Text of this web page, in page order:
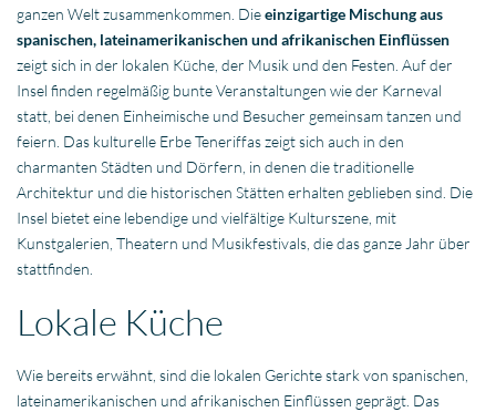
ganzen Welt zusammenkommen. Dieeinzigartige Mischung aus
spanischen, lateinamerikanischen und afrikanischen Einflüssen
zeigt sich in der lokalen Küche, der Musik und den Festen. Auf der
Insel finden regelmäßig bunte Veranstaltungen wie der Karneval
statt, bei denen Einheimische und Besucher gemeinsam tanzen und
feiern. Das kulturelle Erbe Teneriffas zeigt sich auch in den
charmanten Städten und Dörfern, in denen die traditionelle
Architektur und die historischen Stätten erhalten geblieben sind. Die
Insel bietet eine lebendige und vielfältige Kulturszene, mit
Kunstgalerien, Theatern und Musikfestivals, die das ganze Jahr über
stattfinden.
Lokale Küche
Wie bereits erwähnt, sind die lokalen Gerichte stark von spanischen,
lateinamerikanischen und afrikanischen Einflüssen geprägt. Das